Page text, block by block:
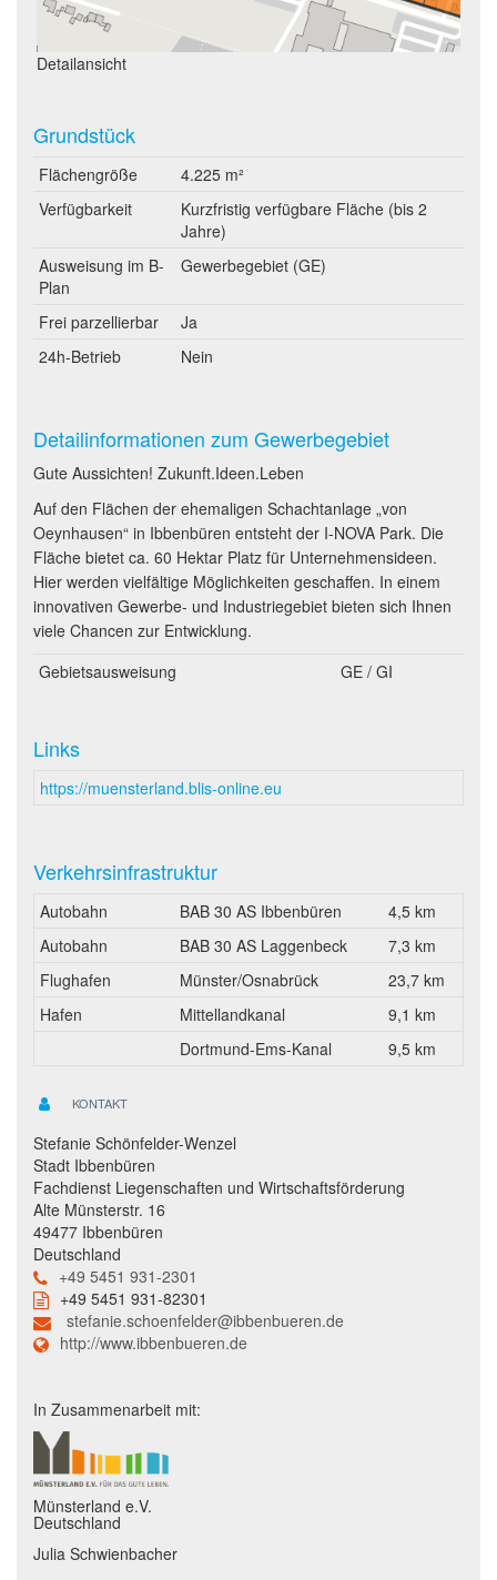
Detailansicht
Grundstück
Flächengröße
4.225 m²
Verfügbarkeit
Kurzfristig verfügbare Fläche (bis 2
Jahre)
Ausweisung im B-
Plan
Gewerbegebiet (GE)
Frei parzellierbar
Ja
24h-Betrieb
Nein
Detailinformationen zum Gewerbegebiet
Gute Aussichten! Zukunft.Ideen.Leben
Auf den Flächen der ehemaligen Schachtanlage „von
Oeynhausen“ in Ibbenbüren entsteht der I-NOVA Park. Die
Fläche bietet ca. 60 Hektar Platz für Unternehmensideen.
Hier werden vielfältige Möglichkeiten geschaffen. In einem
innovativen Gewerbe- und Industriegebiet bieten sich Ihnen
viele Chancen zur Entwicklung.
Gebietsausweisung
GE / GI
Links
https://muensterland.blis-online.eu
Verkehrsinfrastruktur
Autobahn BAB 30 AS Ibbenbüren
4,5 km
Autobahn
BAB 30 AS Laggenbeck
7,3 km
Flughafen
Münster/Osnabrück
23,7 km
Hafen
Mittellandkanal
9,1 km
Dortmund-Ems-Kanal
9,5 km
KONTAKT
Stefanie Schönfelder-Wenzel
Stadt Ibbenbüren
Fachdienst Liegenschaften und Wirtschaftsförderung
Alte Münsterstr. 16
49477 Ibbenbüren
Deutschland
+49 5451 931-2301
+49 5451 931-82301
stefanie.schoenfelder@ibbenbueren.de
http://www.ibbenbueren.de
In Zusammenarbeit mit:
Münsterland e.V.
Deutschland
Julia Schwienbacher